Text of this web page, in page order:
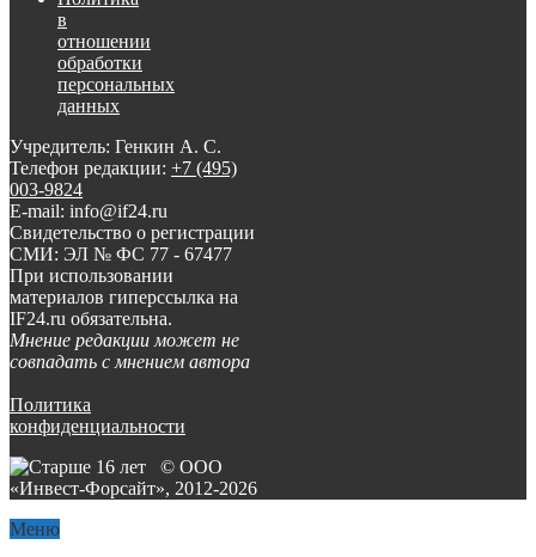
в
отношении
обработки
персональных
данных
Учредитель: Генкин А. С.
Телефон редакции: +7 (495)
003-9824
E-mail: info@if24.ru
Свидетельство о регистрации
СМИ: ЭЛ № ФС 77 - 67477
При использовании
материалов гиперссылка на
IF24.ru обязательна.
Мнение редакции может не
совпадать с мнением автора
Политика
конфиденциальности
© ООО
«Инвест-Форсайт», 2012-2026
Меню